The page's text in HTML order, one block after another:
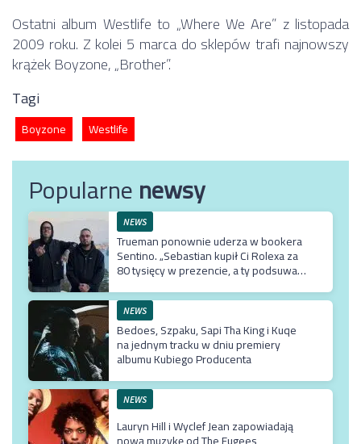
Ostatni album Westlife to „Where We Are” z listopada
2009 roku. Z kolei 5 marca do sklepów trafi najnowszy
krążek Boyzone, „Brother”.
Tagi
Boyzone Westlife
Popularnenewsy
NEWS
Trueman ponownie uderza w bookera
Sentino. „Sebastian kupił Ci Rolexa za
80 tysięcy w prezencie, a ty podsuwasz
NEWS
Bedoes, Szpaku, Sapi Tha King i Kuqe
na jednym tracku w dniu premiery
albumu Kubiego Producenta
NEWS
Lauryn Hill i Wyclef Jean zapowiadają